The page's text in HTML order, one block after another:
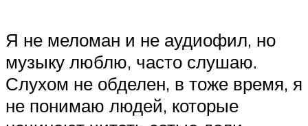
Я не меломан и не аудиофил, но
музыку люблю, часто слушаю.
Слухом не обделен, в тоже время, я
не понимаю людей, которые